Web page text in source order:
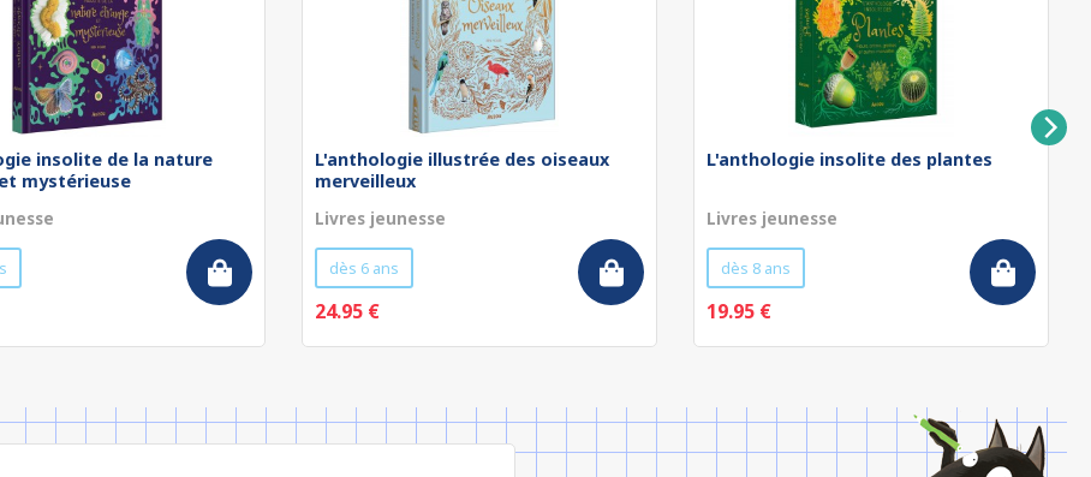
insolite de la nature
mystérieuse
L'anthologie illustrée des oiseaux
merveilleux
Livres jeunesse
dès 6 ans
24.95 €
L'anthologie insolite des plantes
Livres jeunesse
dès 8 ans
19.95 €